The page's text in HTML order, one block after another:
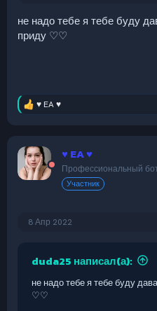
не надо тебе я тебе буду
приду ♡♡
Р
ц
и
и
♥ EA ♥
♥ EA ♥
Профессиональный
Участник
8 Апр 2022
duda25 написал(а):
не надо тебе я тебе буду
♡♡